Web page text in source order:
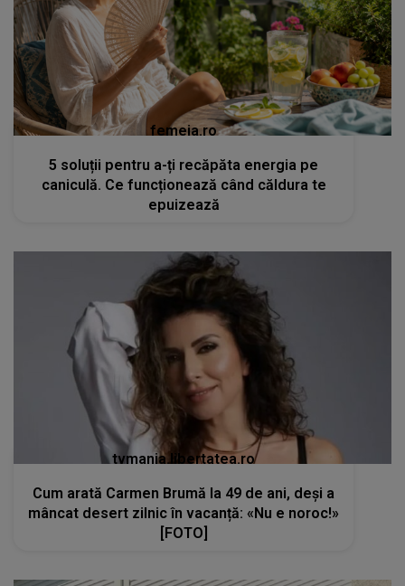
femeia.ro
5 soluții pentru a-ți recăpăta energia pe
caniculă. Ce funcționează când căldura te
epuizează
tvmania.libertatea.ro
Cum arată Carmen Brumă la 49 de ani, deși a
mâncat desert zilnic în vacanță: «Nu e noroc!»
[FOTO]